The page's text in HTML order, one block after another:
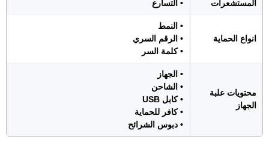
المستشعرات • التسارع
انواع الحماية
• النمط
• الرقم السري
• كلمة السر
محتويات علبة
الجهاز
• الجهاز
• الشاحن
• كابل USB
• كافر للحماية
• دبوس الشرائح